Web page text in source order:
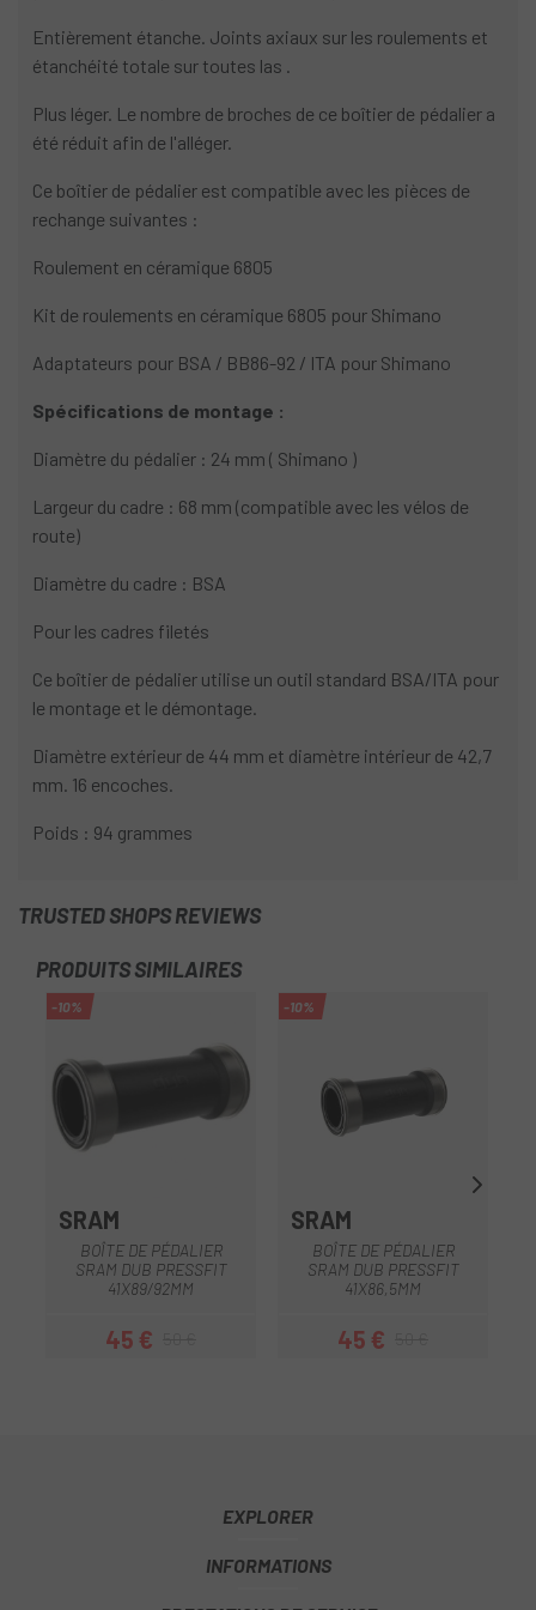
Entièrement étanche. Joints axiaux sur les roulements et
étanchéité totale sur toutes las .
Plus léger. Le nombre de broches de ce boîtier de pédalier a
été réduit afin de l'alléger.
Ce boîtier de pédalier est compatible avec les pièces de
rechange suivantes :
Roulement en céramique 6805
Kit de roulements en céramique 6805 pour Shimano
Adaptateurs pour BSA / BB86-92 / ITA pour Shimano
Spécifications de montage :
Diamètre du pédalier : 24 mm ( Shimano )
Largeur du cadre : 68 mm (compatible avec les vélos de
route)
Diamètre du cadre : BSA
Pour les cadres filetés
Ce boîtier de pédalier utilise un outil standard BSA/ITA pour
le montage et le démontage.
Diamètre extérieur de 44 mm et diamètre intérieur de 42,7
mm. 16 encoches.
Poids : 94 grammes
TRUSTED SHOPS REVIEWS
PRODUITS SIMILAIRES
-10%
SRAM
BOÎTE DE PÉDALIER
SRAM DUB PRESSFIT
41X89/92MM
Prix
45 €Prix habituel
-10%
SRAM
BOÎTE DE PÉDALIER
SRAM DUB PRESSFIT
41X86,5MM
Prix
45 €Prix habituel
EXPLORER
INFORMATIONS